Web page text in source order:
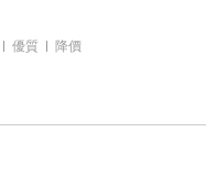
優質 降價